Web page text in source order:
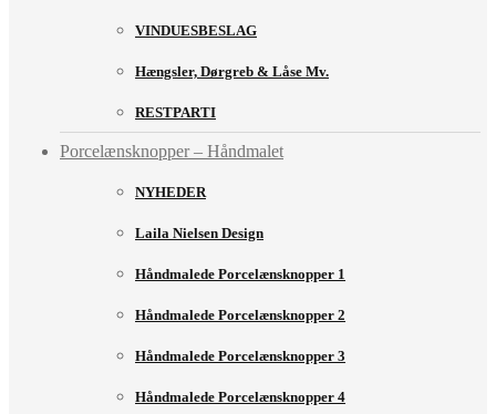
VINDUESBESLAG
Hængsler, Dørgreb & Låse Mv.
RESTPARTI
Porcelænsknopper – Håndmalet
NYHEDER
Laila Nielsen Design
Håndmalede Porcelænsknopper 1
Håndmalede Porcelænsknopper 2
Håndmalede Porcelænsknopper 3
Håndmalede Porcelænsknopper 4